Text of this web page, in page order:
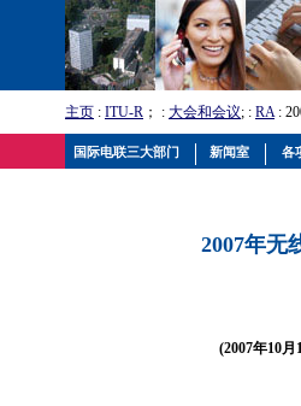
主页 : ITU-R ； : 大会和会议; : RA:
2007年无
(2007年10
国际电联三大部门 新闻室 各